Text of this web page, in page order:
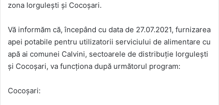
zona Iorgulești și Cocoșari.
Vă informăm că, începând cu data de 27.07.2021, furnizarea
apei potabile pentru utilizatorii serviciului de alimentare cu
apă ai comunei Calvini, sectoarele de distribuție Iorgulești
și Cocoșari, va funcționa după următorul program:
Cocoșari: